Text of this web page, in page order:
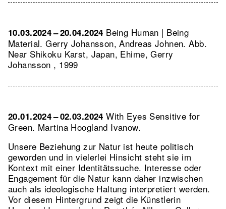
10.03.2024 – 20.04.2024 Being Human | Being
Material. Gerry Johansson, Andreas Johnen.Abb.
Near Shikoku Karst, Japan, Ehime, Gerry
Johansson , 1999
20.01.2024 – 02.03.2024With Eyes Sensitive for
Green. Martina Hoogland Ivanow.
Unsere Beziehung zur Natur ist heute politisch
geworden und in vielerlei Hinsicht steht sie im
Kontext mit einer Identitätssuche. Interesse oder
Engagement für die Natur kann daher inzwischen
auch als ideologische Haltung interpretiert werden.
Vor diesem Hintergrund zeigt die Künstlerin